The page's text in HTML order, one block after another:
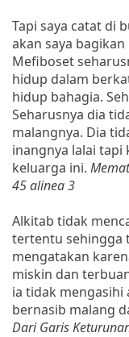
Tapi saya catat di
akan saya
Mefiboset
hidup dalam
hidup bahagia.
Seharusnya dia
malangnya. Dia
inangnya lalai
keluarga ini.
45 alinea 3
Alkitab tidak
tertentu sehingga
mengatakan
miskin dan
ia tidak mengasihi
bernasib malang
Dari Garis